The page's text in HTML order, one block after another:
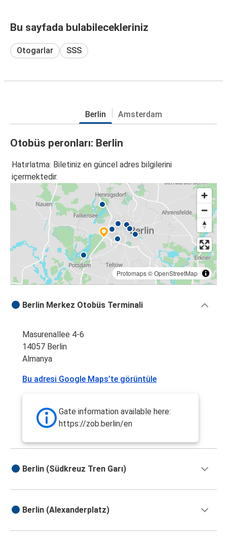
Bu sayfada bulabilecekleriniz
Otogarlar SSS
Berlin Amsterdam
Otobüs peronları: Berlin
Hatırlatma: Biletiniz en güncel adres bilgilerini
içermektedir.
Protomaps©OpenStreetMap
Berlin Merkez Otobüs Terminali
Masurenallee 4-6
14057 Berlin
Almanya
Bu adresi Google Maps’te görüntüle
Gate information available here:
https://zob.berlin/en
Berlin (Südkreuz Tren Garı)
Berlin (Alexanderplatz)